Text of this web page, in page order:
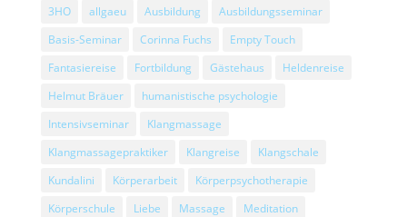
3HO allgaeu Ausbildung
Ausbildungsseminar
Basis-Seminar
Corinna Fuchs
Empty Touch
Fantasiereise
Fortbildung Gästehaus
Heldenreise
Helmut Bräuer
humanistische psychologie
Intensivseminar
Klangmassage
Klangmassagepraktiker
Klangreise
Klangschale
Kundalini
Körperarbeit
Körperpsychotherapie
Körperschule
Liebe Massage
Meditation